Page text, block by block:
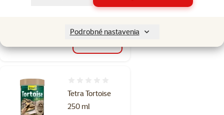
Podrobné nastavenia
do košíka
Tetra Tortoise
250 ml